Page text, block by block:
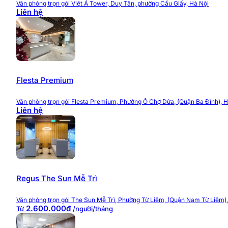
Điểm nhấn nổi bật của Toong Phan Bội Châu là khu
tổ chức thường xuyên, tạo nên bầu không khí năng
Bên cạnh đó, toàn bộ văn phòng đều được trang bị
giúp khách thuê có thể bắt đầu công việc ngay mà
>>> Đầy đủ các
Tiện ích và dịch vụ Toong Phan
Toong Phan Bội Châu mang đến hệ thống tiện ích
Văn phòng đầy đủ nội thất
Các văn phòng được trang bị sẵn bàn ghế làm việc,
Phòng họp hiện đại
Hệ thống phòng họp được trang bị đầy đủ màn hình
như làm việc với đối tác.
Văn phòng trọn gói Việt Á Tower, Duy Tân, phường Cầu Giấy, Hà Nội
Liên hệ
Flesta Premium
Văn phòng trọn gói Flesta Premium, Phường Ô Chợ Dừa, (Quận Ba Đình),
Liên hệ
Regus The Sun Mễ Trì
Văn phòng trọn gói The Sun Mễ Trì, Phường Từ Liêm, (Quận Nam Từ
Từ 2.600.000đ/người/tháng